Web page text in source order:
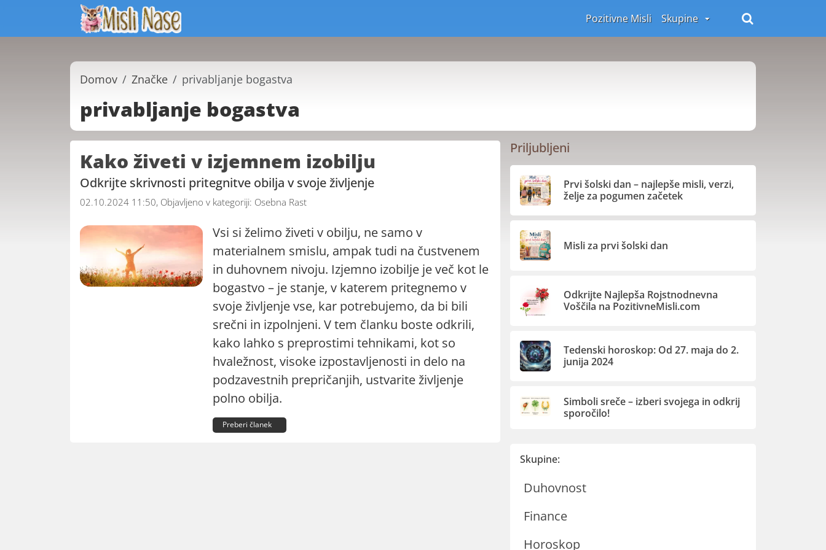
Pozitivne Misli Skupine
Domov Značke privabljanje bogastva
privabljanje bogastva
Kako živeti v izjemnem izobilju
Odkrijte skrivnosti pritegnitve obilja v svoje življenje
02.10.2024 11:50, Objavljeno v kategoriji: Osebna Rast
Vsi si želimo živeti v obilju, ne samo v
materialnem smislu, ampak tudi na čustvenem
in duhovnem nivoju. Izjemno izobilje je več kot le
bogastvo – je stanje, v katerem pritegnemo v
svoje življenje vse, kar potrebujemo, da bi bili
srečni in izpolnjeni. V tem članku boste odkrili,
kako lahko s preprostimi tehnikami, kot so
hvaležnost, visoke izpostavljenosti in delo na
podzavestnih prepričanjih, ustvarite življenje
polno obilja.
Preberi članek
Priljubljeni
Prvi šolski dan – najlepše misli, verzi,
želje za pogumen začetek
Misli za prvi šolski dan
Odkrijte Najlepša Rojstnodnevna
Voščila na PozitivneMisli.com
Tedenski horoskop: Od 27. maja do 2.
junija 2024
Simboli sreče – izberi svojega in odkrij
sporočilo!
Skupine:
Duhovnost
Finance
Horoskop